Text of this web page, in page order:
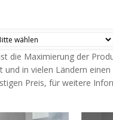
die Maximierung der
in vielen Ländern
Preis, für weitere